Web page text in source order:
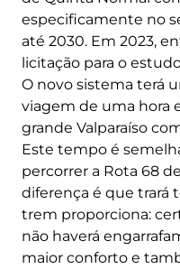
especificamente no
até 2030. Em 2023,
licitação para o
O novo sistema terá
viagem de uma hora
grande Valparaíso
Este tempo é
percorrer a Rota 68
diferença é que trará
trem proporciona:
não haverá
maior conforto e